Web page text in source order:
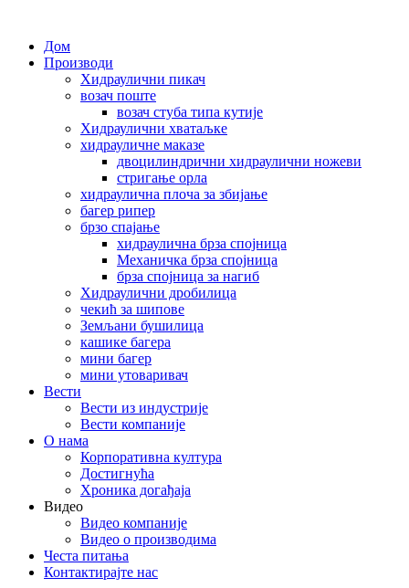
Дом
Производи
Хидраулични пикач
возач поште
возач стуба типа кутије
Хидраулични хватаљке
хидрауличне маказе
двоцилиндрични хидраулични ножеви
стригање орла
хидраулична плоча за збијање
багер рипер
брзо спајање
хидраулична брза спојница
Механичка брза спојница
брза спојница за нагиб
Хидраулични дробилица
чекић за шипове
Земљани бушилица
кашике багера
мини багер
мини утоваривач
Вести
Вести из индустрије
Вести компаније
О нама
Корпоративна култура
Достигнућа
Хроника догађаја
Видео
Видео компаније
Видео о производима
Честа питања
Контактирајте нас